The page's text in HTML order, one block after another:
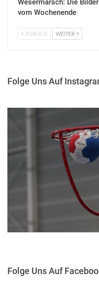
Wesermarsch: Die Bilder
vom Wochenende
ZURÜCK WEITER
Folge Uns Auf
Folge Uns Auf